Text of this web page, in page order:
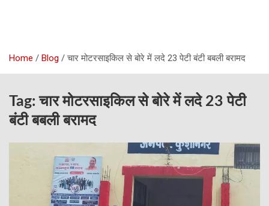
Home Blog चार मोटरसाइकिल से बोरे में लदे 23 पेटी बंटी बबली बरामद
Tag:चार मोटरसाइकिल से बोरे में लदे 23 पेटी
बंटी बबली बरामद